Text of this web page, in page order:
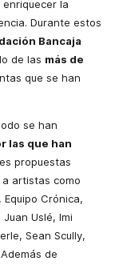
la
Durante estos
Bancaja
de las más de
que se han
se han
las que han
propuestas
artistas como
Crónica,
Uslé, Imi
Sean Scully,
de